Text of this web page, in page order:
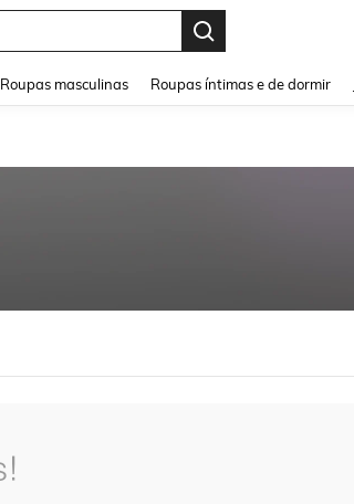
Roupas masculinas Roupas íntimas e de dormir